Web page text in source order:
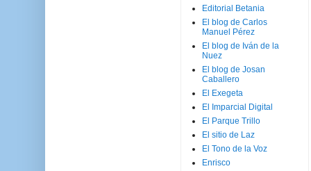
Editorial Betania
El blog de Carlos
Manuel Pérez
El blog de Iván de la
Nuez
El blog de Josan
Caballero
El Exegeta
El Imparcial Digital
El Parque Trillo
El sitio de Laz
El Tono de la Voz
Enrisco